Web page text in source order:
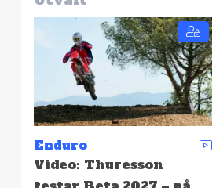
Enduro
Depåsnack: 32.